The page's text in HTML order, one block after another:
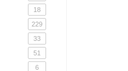
18
229
33
51
6